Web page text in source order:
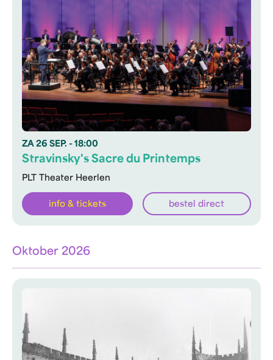
ZA 26 SEP. - 18:00
PLT Theater Heerlen
Stravinsky's Sacre du Printemps
info & tickets bestel direct
Oktober 2026